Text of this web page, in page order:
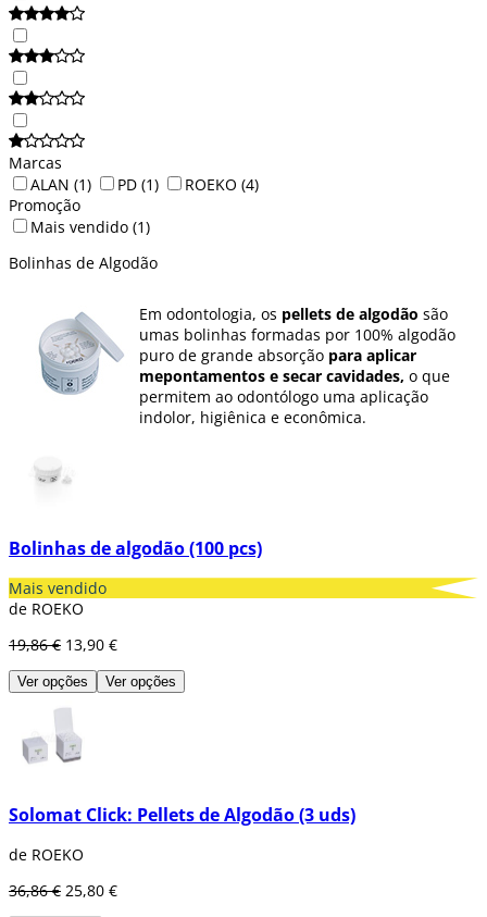
Marcas
ALAN (1) PD (1) ROEKO (4)
Promoção
Mais vendido (1)
Bolinhas de Algodão
Em odontologia, os pellets de algodão são
umas bolinhas formadas por 100% algodão
puro de grande absorção para aplicar
mepontamentos e secar cavidades, o que
permitem ao odontólogo uma aplicação
indolor, higiênica e econômica.
Bolinhas de algodão (100 pcs)
Mais vendido
de ROEKO
19,86 € 13,90 €
Ver opções Ver opções
Solomat Click: Pellets de Algodão (3 uds)
de ROEKO
36,86 € 25,80 €